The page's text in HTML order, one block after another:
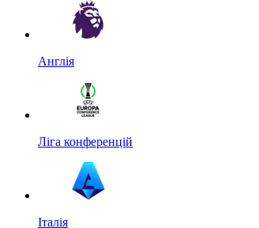
Англія
Ліга конференцій
Італія